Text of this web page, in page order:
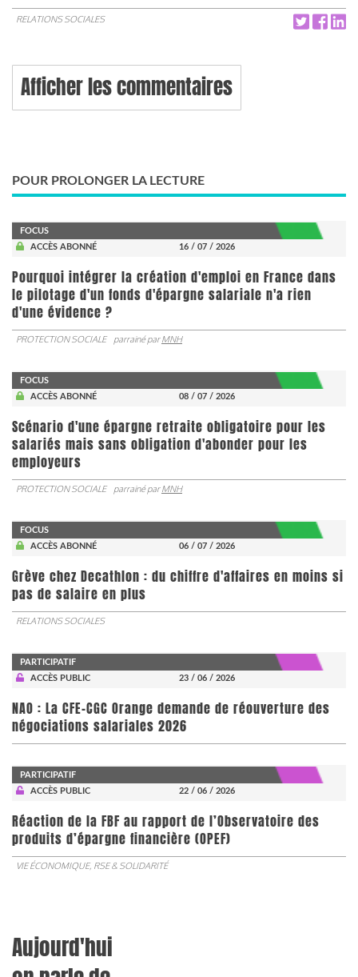
RELATIONS SOCIALES
Afficher les commentaires
POUR PROLONGER LA LECTURE
FOCUS
ACCÈS ABONNÉ
16 / 07 / 2026
Pourquoi intégrer la création d'emploi en France dans
le pilotage d'un fonds d'épargne salariale n'a rien
d'une évidence ?
PROTECTION SOCIALE parrainé parMNH
FOCUS
ACCÈS ABONNÉ
08 / 07 / 2026
Scénario d'une épargne retraite obligatoire pour les
salariés mais sans obligation d'abonder pour les
employeurs
PROTECTION SOCIALE parrainé parMNH
FOCUS
ACCÈS ABONNÉ
06 / 07 / 2026
Grève chez Decathlon : du chiffre d'affaires en moins si
pas de salaire en plus
RELATIONS SOCIALES
PARTICIPATIF
ACCÈS PUBLIC
23 / 06 / 2026
NAO : La CFE-CGC Orange demande de réouverture des
négociations salariales 2026
PARTICIPATIF
ACCÈS PUBLIC
22 / 06 / 2026
​​​​​​​Réaction de la FBF au rapport de l’Observatoire des
produits d’épargne financière (OPEF)
VIE ÉCONOMIQUE, RSE & SOLIDARITÉ
Aujourd'hui